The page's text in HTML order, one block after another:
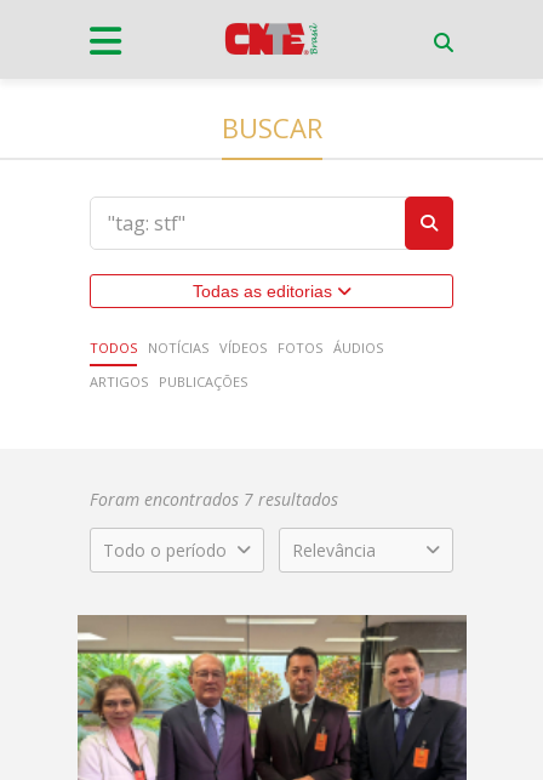
BUSCAR
Todas as editorias
TODOS NOTÍCIAS VÍDEOS FOTOS ÁUDIOS
ARTIGOS
PUBLICAÇÕES
Foram encontrados 7 resultados
Todo o período Relevância